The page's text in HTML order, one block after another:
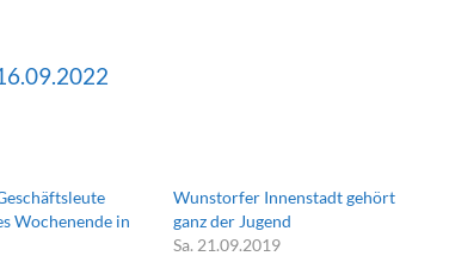
Wochenende in
Wunstorfer Innenstadt gehört
ganz der Jugend
Sa. 21.09.2019